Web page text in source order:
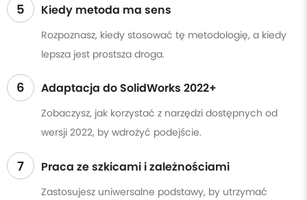
5 Kiedy metoda ma sens
Rozpoznasz, kiedy stosować tę metodologię, a kiedy
lepsza jest prostsza droga.
6 Adaptacja do SolidWorks 2022+
Zobaczysz, jak korzystać z narzędzi dostępnych od
wersji 2022, by wdrożyć podejście.
7 Praca ze szkicami i zależnościami
Zastosujesz uniwersalne podstawy, by utrzymać